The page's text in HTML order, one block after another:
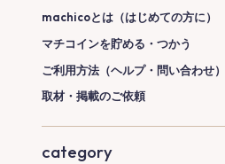
machicoとは（はじめての方に）
マチコインを貯める・つかう
ご利用方法（ヘルプ・問い合わせ）
取材・掲載のご依頼
category